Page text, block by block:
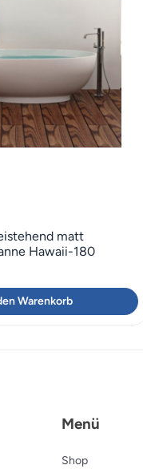
matt
Hawaii-180
Warenkorb
Menü
Shop